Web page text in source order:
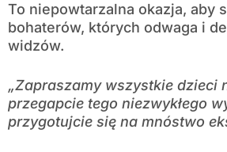
To niepowtarzalna okazja, aby
bohaterów, których odwaga i
widzów.
„Zapraszamy wszystkie dzieci
przegapcie tego niezwykłego
przygotujcie się na mnóstwo